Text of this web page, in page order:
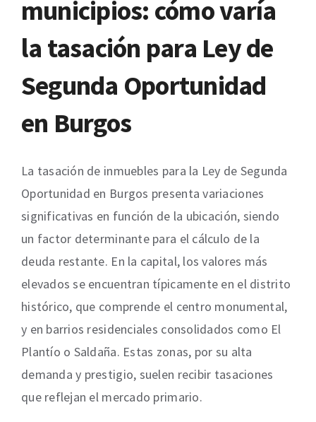
municipios: cómo varía
la tasación para Ley de
Segunda Oportunidad
en Burgos
La tasación de inmuebles para la Ley de Segunda
Oportunidad en Burgos presenta variaciones
significativas en función de la ubicación, siendo
un factor determinante para el cálculo de la
deuda restante. En la capital, los valores más
elevados se encuentran típicamente en el distrito
histórico, que comprende el centro monumental,
y en barrios residenciales consolidados como El
Plantío o Saldaña. Estas zonas, por su alta
demanda y prestigio, suelen recibir tasaciones
que reflejan el mercado primario.